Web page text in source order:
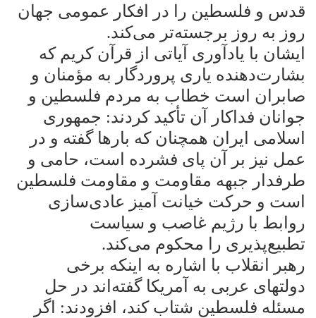
قدس و فلسطین را در افکار عمومی جهان
روز به روز برجسته‌تر می‌کند.
ایشان با یادآوری آیاتی از قرآن کریم که
بشارت‌دهنده یاری پروردگار به مؤمنان و
صابران است خطاب به مردم فلسطین و
جوانان فداکار آن تأکید کردند: جمهوری
اسلامی ایران همچنان که بارها گفته و در
عمل نیز بر آن پای فشرده است، حامی و
طرفدار جبهه مقاومت و مقاومت فلسطین
است و حرکت خیانت آمیز عادی‌سازی
روابط با رژیم غاصب و سیاست
تطبیع‌پذیری را محکوم می‌کند.
رهبر انقلاب با اشاره به اینکه برخی
دولتهای عربی به آمریکا گفته‌اند در حل
مسئله فلسطین شتاب کند، افزودند: اگر